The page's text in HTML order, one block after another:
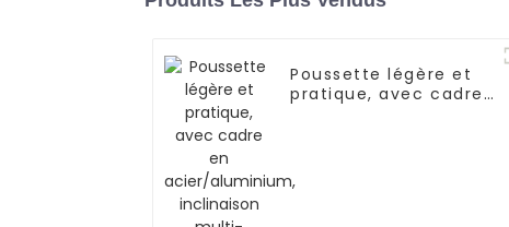
Poussette légère et
pratique, avec cadre